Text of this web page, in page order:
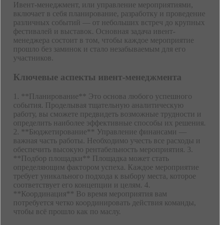
Ивент-менеджмент, или управление мероприятиями,
включает в себя планирование, разработку и проведение
различных событий — от небольших встреч до крупных
фестивалей и выставок. Основная задача ивент-
менеджера состоит в том, чтобы каждое мероприятие
прошло без заминок и стало незабываемым для его
участников.
Ключевые аспекты ивент-менеджмента
1. **Планирование** Это основа любого успешного
события. Проделывая тщательную аналитическую
работу, вы сможете предвидеть возможные трудности и
определить наиболее эффективные способы их решения.
2. **Бюджетирование** Управление финансами —
важная часть работы. Необходимо учесть все расходы и
обеспечить высокую рентабельность мероприятия. 3.
**Подбор площадки** Площадка может стать
определяющим фактором успеха. Каждое мероприятие
требует уникального подхода к выбору места, которое
соответствует его концепции и целям. 4.
**Координация** Во время мероприятия вам
потребуется четко координировать действия команды,
чтобы всё прошло как по маслу.